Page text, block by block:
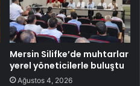
Mersin Silifke’de muhtarlar
yerel yöneticilerle buluştu
Ağustos 4, 2026